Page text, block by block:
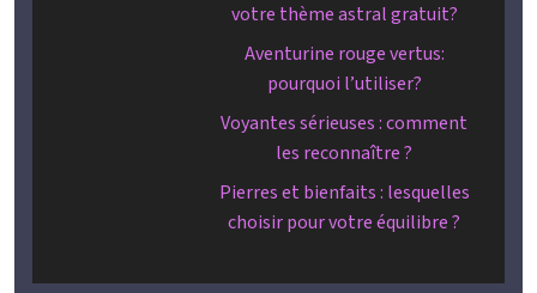
votre thème astral gratuit?
Aventurine rouge vertus:
pourquoi l’utiliser?
Voyantes sérieuses : comment
les reconnaître ?
Pierres et bienfaits : lesquelles
choisir pour votre équilibre ?